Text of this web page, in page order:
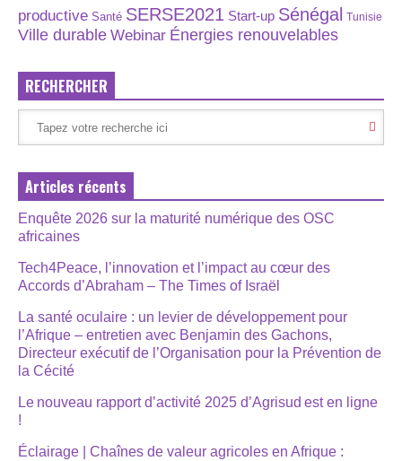
productive Santé SERSE2021 Start-up Sénégal Tunisie
Ville durable Webinar Énergies renouvelables
RECHERCHER
Articles récents
Enquête 2026 sur la maturité numérique des OSC
africaines
Tech4Peace, l’innovation et l’impact au cœur des
Accords d’Abraham – The Times of Israël
La santé oculaire : un levier de développement pour
l’Afrique – entretien avec Benjamin des Gachons,
Directeur exécutif de l’Organisation pour la Prévention de
la Cécité
Le nouveau rapport d’activité 2025 d’Agrisud est en ligne
!
Éclairage | Chaînes de valeur agricoles en Afrique :